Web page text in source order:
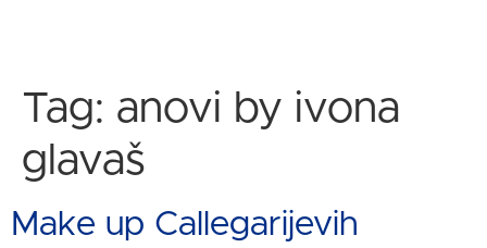
Tag: anovi by ivona
glavaš
Make up Callegarijevih